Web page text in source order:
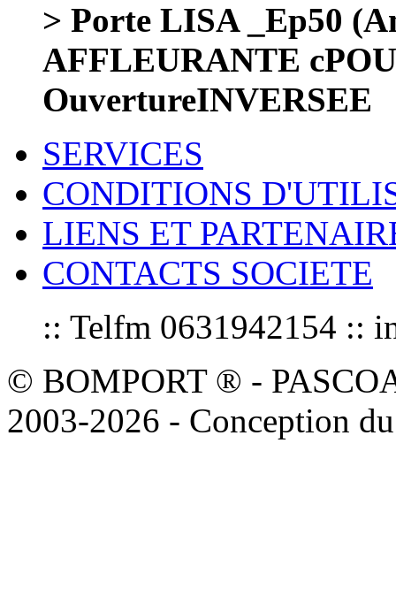
> Porte LISA _Ep50
AFFLEURANTE
OuvertureINVERSEE
SERVICES
CONDITIONS
LIENS ET
CONTACTS SOCIETE
:: Telfm 0631942154 ::
© BOMPORT ® -
2003-2026 - Conception